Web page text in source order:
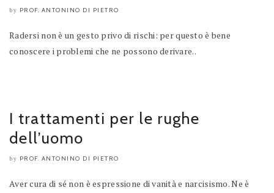
by PROF. ANTONINO DI PIETRO
Radersi non è un gesto privo di rischi: per questo è bene
conoscere i problemi che ne possono derivare..
I trattamenti per le rughe
dell’uomo
by PROF. ANTONINO DI PIETRO
Aver cura di sé non è espressione di vanità e narcisismo. Ne è